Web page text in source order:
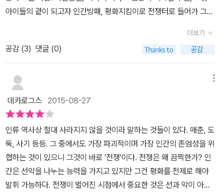
도로 너덜너덜해졌다. 평화를 가져다주겠다며 시작한 전쟁이 평화와
더 멀어지게 만들어 버린 것이다. 책에 등장하는 무스타파 할아버지
있는 그것을, 이 전쟁으로 하여 수백 년 뒤에나 닿을 수 있게 되고 말
다 더 질기게 이어질 혹독한 시간. -본문 91쪽 ‘중동의 화약고’로 불리
는 이스라엘과 팔레스타인은 오늘까지도 피의 악순환을 계속하고 있
고, 지구상 유일한 분단국인 한반도 역시 분단 이후 오늘까지 사실상
‘전쟁 중’이다. 전쟁은 오늘도 계속되고 있다. 아마 인류 역사에서 전
쟁이 완전히 사라지는 순간은 영원히 오지 않을 것이다. 그러므로 이
책이 단순한 반전 구호가 아닌 “평화를 살아가는 일”에 대해, “빼앗을
것도, 빼앗을 수도 없는 삶”에 대해 이야기하는 것은 의미심장하다.
결국 전쟁은 인간의 욕심이 빚어내는 최대의 비극이니 말이다. 『그 꿈
서 그저 벌벌 떨면서 어제 같은 날이 이어지기만을 바란다. 평범하게
을 이웃 사람들에게 청하는 장면에선 마음이 짠했다. 그러나 그들을
도와줄 사람이 있다는 게 한편으로는 부럽기도 했다. 편의점에서 알
바를 하던 여성은 피투성이가 되어 편의점으로 전력질주하는 다른 여
성을 보자 본능적으로 문을 잠그고 화장실 가는 척을 했었다. 그리고
그 피투성이 여자는 그녀를 쫓아오던 한 남자에게 잡혀 처참히 죽음
을 맞는다. 사실 그 알바하던 여성이 무슨 죄겠는가. 근처의 경찰이 좀
더 제대로 일했다면. 편의점 본사가 알바생과 주변 사람들의 안전을
지킬 궁리를 좀 더 일찍 했더라면. 마치 전쟁과 같이 팍팍한 삶을 사는
자본주의 국가가 우리나라로구나 하는 생각이 들어 착잡했다. 마치
좀비물을 보는 듯한 기분도 들었는데, 확실히 좀비 영화를 보고 이야
기를 나눌 때 어떤 이는 '저럴 땐 군인이 되는 게 가장 편해'라고 나에
게 말했다. 살아남는데엔 편하겠지만 죄책감을 느껴 다시 이라크로
바꾸어 몇 번이고 내보냈습니다. 같은 장면을 반복해서, 보여주고 싶
은 장면만 열심히 내보내는 모습은 저 나라만의 일이 아니지요. 비
록 독재자가 있는 나라이지만, 이 나라의 구성원들은 저마다의 삶을
성실하게, 아름답게 꾸려가고 있었답니다. 한번도 운동화를 신어보지
은 소년의 다리에 폭탄의 파편을 심어버렸습니다. 전쟁의 피해 당
사자만 꿈을 잃은 건 아닙니다.이 전쟁에 참여한 마이클 일병은 초등
교사 임명 직전에 이 전쟁에 자원했습니다. 자신이 떠나온 나라만큼
소중한 이곳의 아이들을 지키기 위한 소명을 갖고 말입니다.이 전쟁
이 그 아이들에게 해방을 줄 거라고 믿었던 거지요.그들의 정치가들
이 주장했던 것처럼 이 전쟁은 위대하고 정의롭다고 생각했으니까
요. 많은 사람들이 그리 생각했을 겁니다.전쟁을 지켜보는 이웃 나라
들도 그랬을 겁니다. 참으로 어려운 이야기입니다. 우리도 그랬으니
아이들의 곁이 되고자 인간방패, 평화지킴이로 전쟁터로 들어가 그
과 우정을 나누며 평화를 바라는 일들로 지내었으나, 내전으로 치닫
는 상황에 하나둘 소식마저 멀어졌다. 세상에 대한 무력감은 글을 쓰
는 일에 대한 자괴감으로 이어졌고, 이천칠년, 한옥 짓는 일을 배우는
목수학교에 들어갔다. 이천십이년, 숭례문 복원공사와 석가탑 해체보
수공사 같은 곳에 잡부로 들어가 맨 밑에서 일들을 배운 뒤, 지금은 문
화재보수기술자가 되어 일을 하고 있다. 1973년 서울에서 태어났고,
「글과그림」 동인...으로 『문제아』, 『미친개』 같은 동화를 썼다. 김종
숙.그림 그리는 사람. 아무것도 먹지 않은 채 그림만 그릴 수 있다면
좋겠다고 말한다. 그림 그리는 것으로 진정의 끝에 닿고자 하며, 붓을
잡으면 고통스러운 대결을 놓지 못한다. 가난하고 굶주리고 눈물겨운
것, 그것을 외면하지 않고 그 극한의 칼날 위를 걸어야만 비로소 자유
로워질 수 있는. 그러하기에 그의 작업을 지켜보는 일은 조마조마하
더보기
공감 (3) 댓글 (0)
데카로그스 2015-08-27
인류 역사상 절대 사라지지 않을 것이라 말하는 것들이 있다. 매춘, 도
둑, 사기 등등. 그 중에서도 가장 파괴적이며 가장 인간의 존엄성을 위
협하는 것이 있으니 그것이 바로 '전쟁'이다. 전쟁은 왜 끔찍한가? 인
간은 선악을 나누는 능력을 가지고 있지만 그건 평화를 전제로 해야
발휘 가능하다. 전쟁이 벌어진 시점에서 중요한 것은 선과 악이 아니